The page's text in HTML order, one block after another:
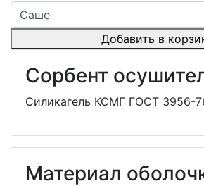
Добавить в
Сорбент
Силикагель КСМГ ГОСТ 3956-
Материал